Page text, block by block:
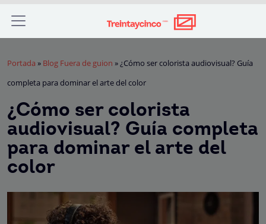
Portada » Blog Fuera de guion »¿Cómo ser colorista audiovisual? Guía
completa para dominar el arte del color
¿Cómo ser colorista
audiovisual? Guía completa
para dominar el arte del
color